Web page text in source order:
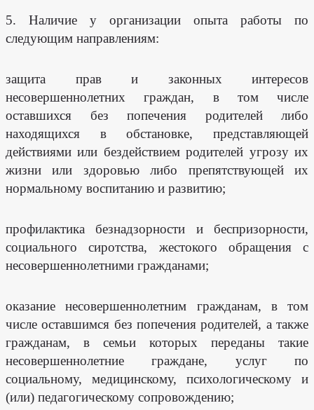
5. Наличие у организации опыта работы по
следующим направлениям:
защита прав и законных интересов
несовершеннолетних граждан, в том числе
оставшихся без попечения родителей либо
находящихся в обстановке, представляющей
действиями или бездействием родителей угрозу их
жизни или здоровью либо препятствующей их
нормальному воспитанию и развитию;
профилактика безнадзорности и беспризорности,
социального сиротства, жестокого обращения с
несовершеннолетними гражданами;
оказание несовершеннолетним гражданам, в том
числе оставшимся без попечения родителей, а также
гражданам, в семьи которых переданы такие
несовершеннолетние граждане, услуг по
социальному, медицинскому, психологическому и
(или) педагогическому сопровождению;
Электронная
Ваш
номер
телефона
посещения
Выберите
время
посещения